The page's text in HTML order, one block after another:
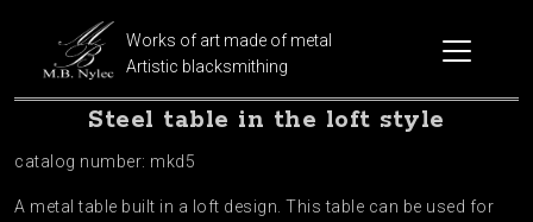
Works of art made of metal
Artistic blacksmithing
Steel table in the loft style
catalog number: mkd5
A metal table built in a loft design. This table can be used for